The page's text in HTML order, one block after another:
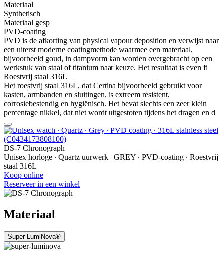
Materiaal
Synthetisch
Materiaal gesp
PVD-coating
PVD is de afkorting van physical vapour deposition en verwijst naar
een uiterst moderne coatingmethode waarmee een materiaal,
bijvoorbeeld goud, in dampvorm kan worden overgebracht op een
werkstuk van staal of titanium naar keuze. Het resultaat is even fi
Roestvrij staal 316L
Het roestvrij staal 316L, dat Certina bijvoorbeeld gebruikt voor
kasten, armbanden en sluitingen, is extreem resistent,
corrosiebestendig en hygiënisch. Het bevat slechts een zeer klein
percentage nikkel, dat niet wordt uitgestoten tijdens het dragen en d
DS-7 Chronograph
Unisex horloge ∙ Quartz uurwerk ∙ GREY ∙ PVD-coating ∙ Roestvrij
staal 316L
Koop online
Reserveer in een winkel
Materiaal
Super-LumiNova®